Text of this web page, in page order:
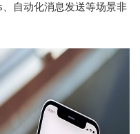
自动化消息发送等场景非